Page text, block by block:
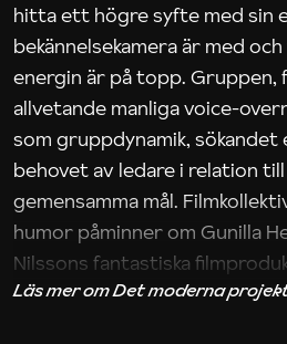
hitta ett högre syfte med sin
bekännelsekamera är med
energin är på topp. Gruppen,
allvetande manliga voice-
som gruppdynamik,
behovet av ledare i relation
gemensamma mål.
humor påminner om Gunilla
Nilssons fantastiska
iakttagelser om hur svårt det